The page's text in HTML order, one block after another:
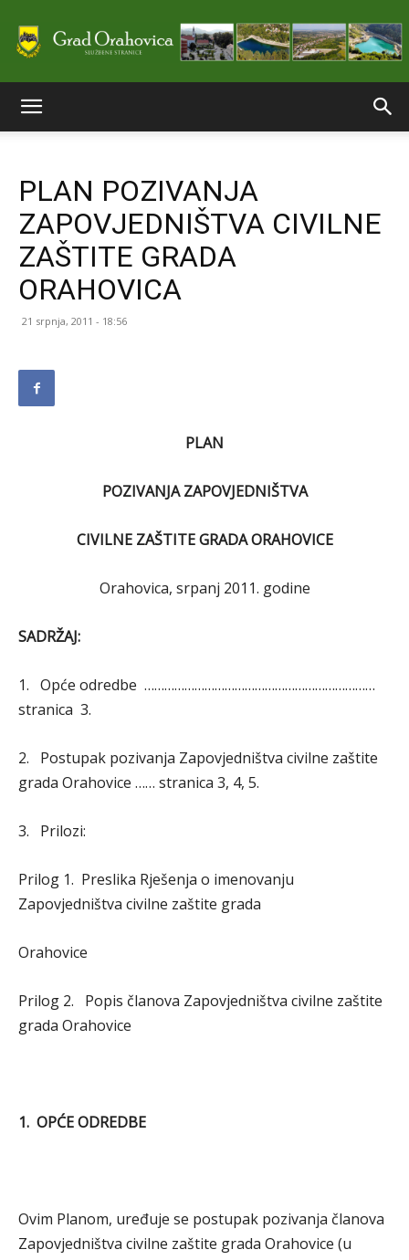
stranice
Grada
PLAN POZIVANJA
ZAPOVJEDNIŠTVA CIVILNE
ZAŠTITE GRADA
ORAHOVICA
21 srpnja, 2011 - 18:56
PLAN
POZIVANJA ZAPOVJEDNIŠTVA
CIVILNE ZAŠTITE GRADA ORAHOVICE
Orahovica, srpanj 2011. godine
SADRŽAJ:
1. Opće odredbe ……………………………………………………………
stranica 3.
2. Postupak pozivanja Zapovjedništva civilne zaštite
grada Orahovice …… stranica 3, 4, 5.
3. Prilozi:
Prilog 1. Preslika Rješenja o imenovanju
Zapovjedništva civilne zaštite grada
Orahovice
Prilog 2. Popis članova Zapovjedništva civilne zaštite
grada Orahovice
1. OPĆE ODREDBE
Ovim Planom, uređuje se postupak pozivanja članova
Zapovjedništva civilne zaštite grada Orahovice (u